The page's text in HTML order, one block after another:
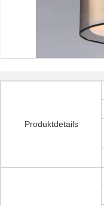
Produktdetails